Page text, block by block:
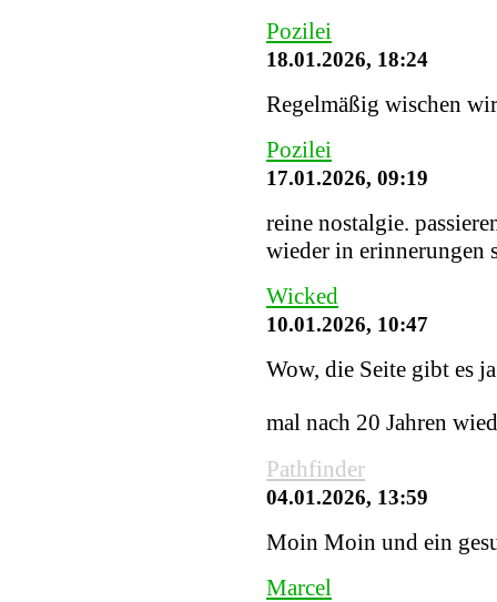
Pozilei
18.01.2026, 18:24
Regelmäßig wischen
Pozilei
17.01.2026, 09:19
reine nostalgie.
wieder in erinnerungen
Wicked
10.01.2026, 10:47
Wow, die Seite gibt es
mal nach 20 Jahren
Pathfinder
04.01.2026, 13:59
Moin Moin und ein
Marcel